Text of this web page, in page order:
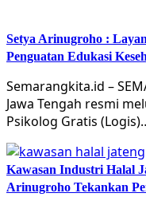
Setya Arinugroho :
Penguatan Edukasi
Semarangkita.id –
Jawa Tengah resmi
Psikolog Gratis
Kawasan Industri Halal
Arinugroho Tekankan